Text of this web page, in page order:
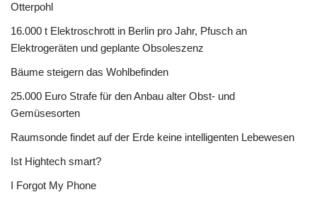
Otterpohl
16.000 t Elektroschrott in Berlin pro Jahr, Pfusch an
Elektrogeräten und geplante Obsoleszenz
Bäume steigern das Wohlbefinden
25.000 Euro Strafe für den Anbau alter Obst- und
Gemüsesorten
Raumsonde findet auf der Erde keine intelligenten Lebewesen
Ist Hightech smart?
I Forgot My Phone